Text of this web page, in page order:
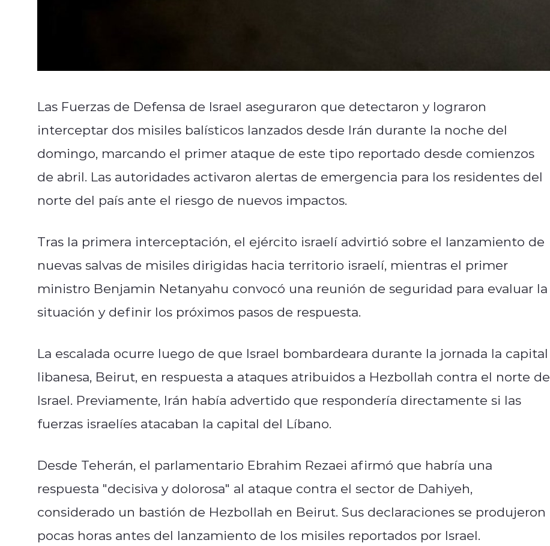
Las Fuerzas de Defensa de Israel aseguraron que detectaron y lograron
interceptar dos misiles balísticos lanzados desde Irán durante la noche del
domingo, marcando el primer ataque de este tipo reportado desde comienzos
de abril. Las autoridades activaron alertas de emergencia para los residentes del
norte del país ante el riesgo de nuevos impactos.
Tras la primera interceptación, el ejército israelí advirtió sobre el lanzamiento de
nuevas salvas de misiles dirigidas hacia territorio israelí, mientras el primer
ministro Benjamin Netanyahu convocó una reunión de seguridad para evaluar la
situación y definir los próximos pasos de respuesta.
La escalada ocurre luego de que Israel bombardeara durante la jornada la capital
libanesa, Beirut, en respuesta a ataques atribuidos a Hezbollah contra el norte de
Israel. Previamente, Irán había advertido que respondería directamente si las
fuerzas israelíes atacaban la capital del Líbano.
Desde Teherán, el parlamentario Ebrahim Rezaei afirmó que habría una
respuesta "decisiva y dolorosa" al ataque contra el sector de Dahiyeh,
considerado un bastión de Hezbollah en Beirut. Sus declaraciones se produjeron
pocas horas antes del lanzamiento de los misiles reportados por Israel.